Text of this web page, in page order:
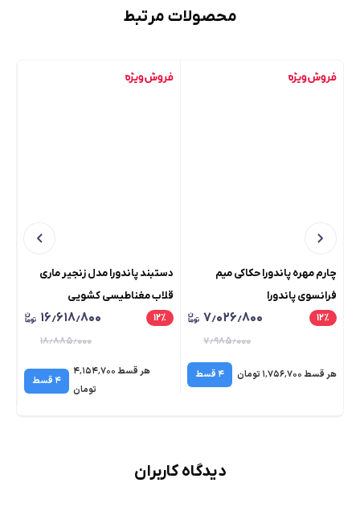
محصولات مرتبط
چارم مهره پاندورا حکاکی میم
فرانسوی پاندورا
۱۲٪ ۷٫۰۲۶٫۸۰۰
۷٫۹۸۵٫۰۰۰
هر قسط ۱٬۷۵۶٬۷۰۰ تومان ۴ قسط
دستبند پاندورا مدل زنجیر ماری
قلاب مغناطیسی کشویی
۱۲٪ ۱۶٫۶۱۸٫۸۰۰
۱۸٫۸۸۵٫۰۰۰
هر قسط ۴٬۱۵۴٬۷۰۰
تومان
۴ قسط
دیدگاه کاربران